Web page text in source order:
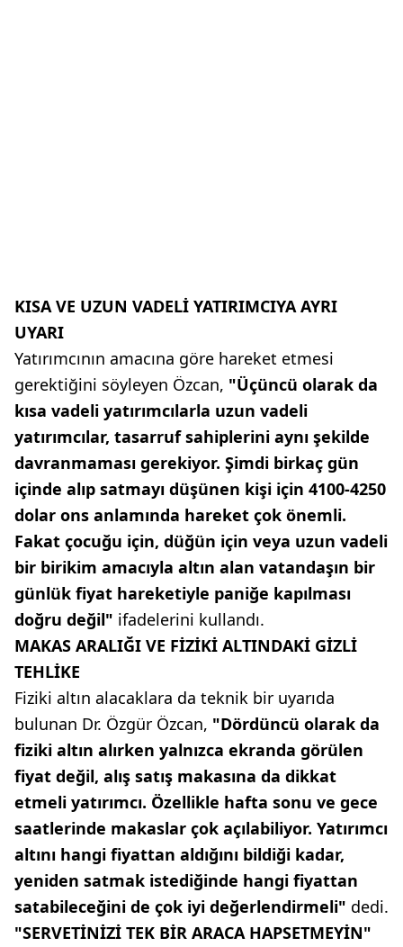
KISA VE UZUN VADELİ YATIRIMCIYA AYRI
UYARI
Yatırımcının amacına göre hareket etmesi
gerektiğini söyleyen Özcan, "Üçüncü olarak da
kısa vadeli yatırımcılarla uzun vadeli
yatırımcılar, tasarruf sahiplerini aynı şekilde
davranmaması gerekiyor. Şimdi birkaç gün
içinde alıp satmayı düşünen kişi için 4100-4250
dolar ons anlamında hareket çok önemli.
Fakat çocuğu için, düğün için veya uzun vadeli
bir birikim amacıyla altın alan vatandaşın bir
günlük fiyat hareketiyle paniğe kapılması
doğru değil" ifadelerini kullandı.
MAKAS ARALIĞI VE FİZİKİ ALTINDAKİ GİZLİ
TEHLİKE
Fiziki altın alacaklara da teknik bir uyarıda
bulunan Dr. Özgür Özcan, "Dördüncü olarak da
fiziki altın alırken yalnızca ekranda görülen
fiyat değil, alış satış makasına da dikkat
etmeli yatırımcı. Özellikle hafta sonu ve gece
saatlerinde makaslar çok açılabiliyor. Yatırımcı
altını hangi fiyattan aldığını bildiği kadar,
yeniden satmak istediğinde hangi fiyattan
satabileceğini de çok iyi değerlendirmeli" dedi.
"SERVETİNİZİ TEK BİR ARACA HAPSETMEYİN"